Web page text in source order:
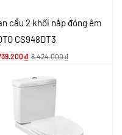
cầu 2 khối nắp đóng êm
CS948DT3
₫ 8.424.000₫